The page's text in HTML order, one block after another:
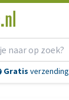
Gratis